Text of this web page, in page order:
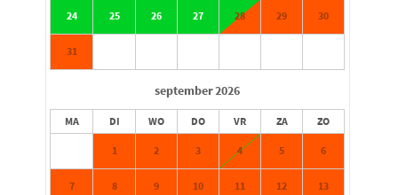
24 25 26 27 28 29 30
31
september2026
MA DI WO DO VR ZA ZO
1 2 3 4 5 6
7 8 9 10 11 12 13